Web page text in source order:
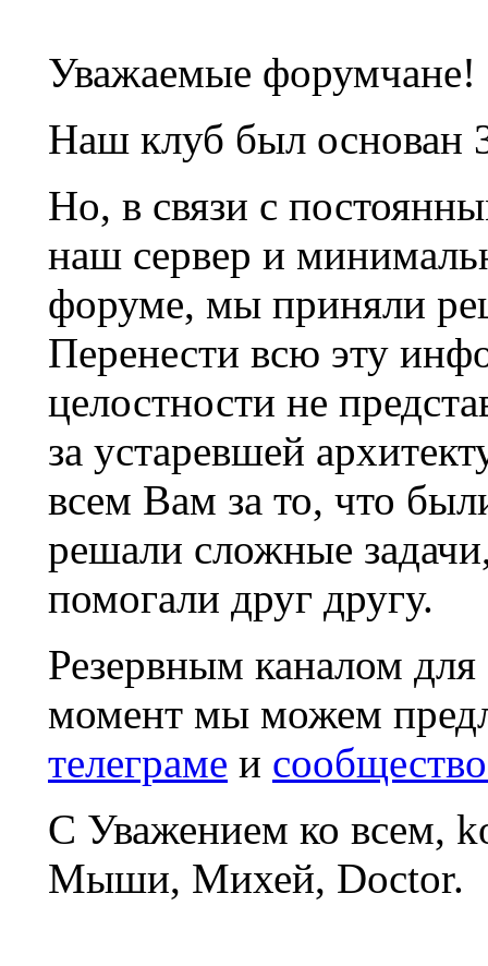
Уважаемые форумчане!
Наш клуб был основан
Но, в связи с
наш сервер и
форуме, мы приняли
Перенести всю эту
целостности не
за устаревшей
всем Вам за то, что
решали сложные
помогали друг другу.
Резервным каналом
момент мы можем
телеграме и
С Уважением ко всем,
Мыши, Михей, Doctor.